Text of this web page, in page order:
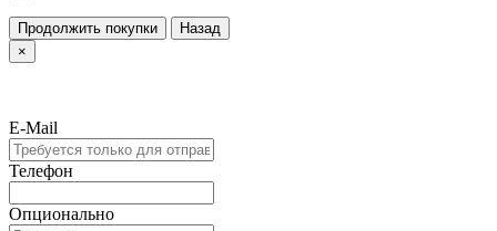
Продолжить покупки
Назад
×
E-Mail
Телефон
Опционально